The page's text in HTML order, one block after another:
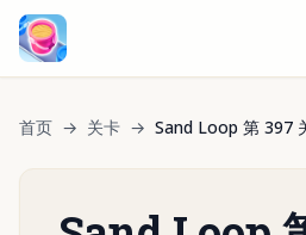
首页 → 关卡 → Sand Loop 第 397